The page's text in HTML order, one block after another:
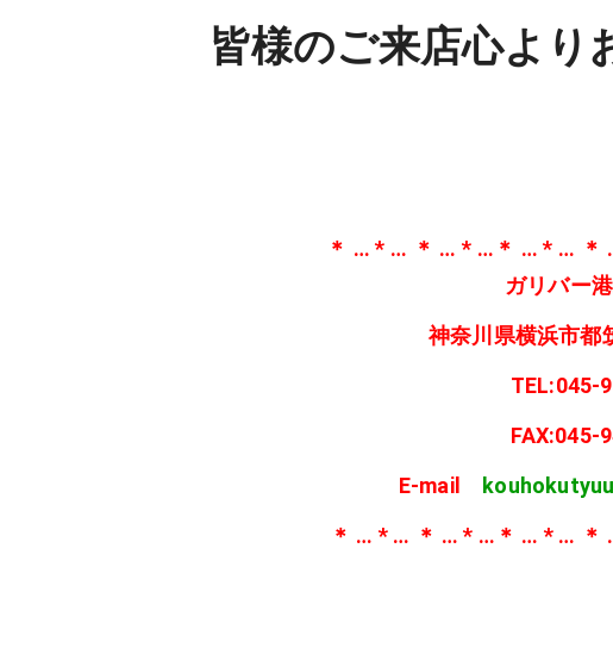
皆様のご来店心より
＊ … * … ＊ … * …＊ … * …
ガリバー
神奈川県横浜市都
TEL:045-
FAX:045-
E-mail
＊ … * … ＊ … * …＊ … * …